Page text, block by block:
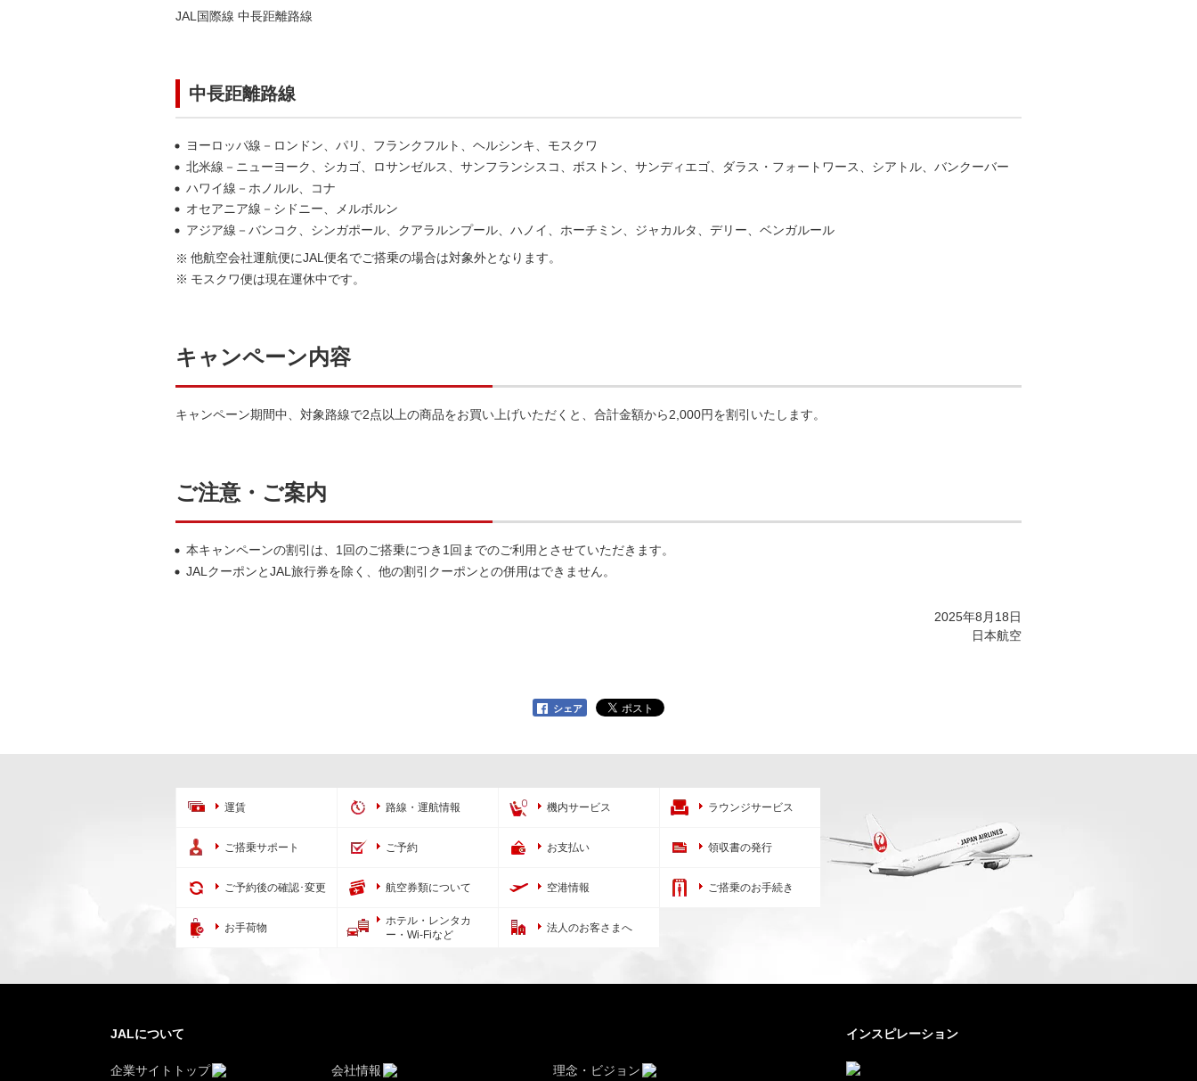
JAL国際線 中長距離路線
中長距離路線
ヨーロッパ線－ロンドン、パリ、フランクフルト、ヘルシンキ、モスクワ
北米線－ニューヨーク、シカゴ、ロサンゼルス、サンフランシスコ、ボストン、サンディエゴ、ダラス・フォートワース、シアトル、バンクーバー
ハワイ線－ホノルル、コナ
オセアニア線－シドニー、メルボルン
アジア線－バンコク、シンガポール、クアラルンプール、ハノイ、ホーチミン、ジャカルタ、デリー、ベンガルール
他航空会社運航便にJAL便名でご搭乗の場合は対象外となります。
モスクワ便は現在運休中です。
キャンペーン内容
キャンペーン期間中、対象路線で2点以上の商品をお買い上げいただくと、合計金額から2,000円を割引いたします。
ご注意・ご案内
本キャンペーンの割引は、1回のご搭乗につき1回までのご利用とさせていただきます。
JALクーポンとJAL旅行券を除く、他の割引クーポンとの併用はできません。
2025年8月18日
日本航空
シェア
運賃 路線・運航情報 機内サービス ラウンジサービス
ご搭乗サポート ご予約 お支払い 領収書の発行
ご予約後の確認･変更 航空券類について 空港情報 ご搭乗のお手続き
お手荷物
ホテル・レンタカ
ー・Wi-Fiなど
法人のお客さまへ
JALについて
企業サイトトップ 会社情報 理念・ビジョン
インスピレーション